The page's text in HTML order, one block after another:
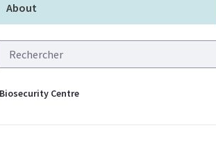
About
Centre